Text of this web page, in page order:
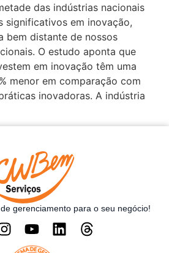
das indústrias nacionais
significativos em inovação,
bem distante de nossos
O estudo aponta que
em inovação têm uma
menor em comparação com
inovadoras. A indústria
gerenciamento para o seu negócio!